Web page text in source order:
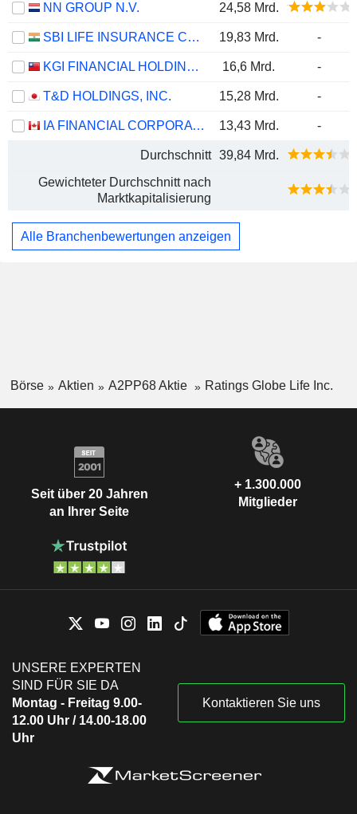
NN GROUP N.V. 24,58 Mrd.
SBI LIFE INSURANCE COMPANY LIMITED 19,83 Mrd. -
KGI FINANCIAL HOLDING CO., LTD. 16,6 Mrd. -
T&D HOLDINGS, INC. 15,28 Mrd. -
IA FINANCIAL CORPORATION INC. 13,43 Mrd. -
Durchschnitt 39,84 Mrd.
Gewichteter Durchschnitt nach
Marktkapitalisierung
Alle Branchenbewertungen anzeigen
Börse Aktien A2PP68 Aktie Ratings Globe Life Inc.
Seit über 20 Jahren
an Ihrer Seite
+ 1.300.000
Mitglieder
UNSERE EXPERTEN
SIND FÜR SIE DA
Montag - Freitag 9.00-
12.00 Uhr / 14.00-18.00
Uhr
Kontaktieren Sie uns